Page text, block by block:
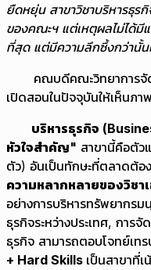
ยืดหยุ่น สาขาวิชาบริหารธุร
ของคณะฯ แต่เหตุผลไม่ได้มี
ที่สุด แต่มีความลึกซึ้งกว่านั้น
คณบดีคณะวิทยาการจัด
เปิดสอนในปัจจุบันให้เห็นภ
บริหารธุรกิจ (
หัวใจสำคัญ" สาขานี้คือตัว
ตัว) อันเป็นทักษะที่ตลาดต้อ
ความหลากหลายของวิชา
อย่างการบริหารทรัพยากร
ธุรกิจระหว่างประเทศ, การ
ธุรกิจ สามารถตอบโจทย์เท
+ Hard Skills เป็นสาขาที่